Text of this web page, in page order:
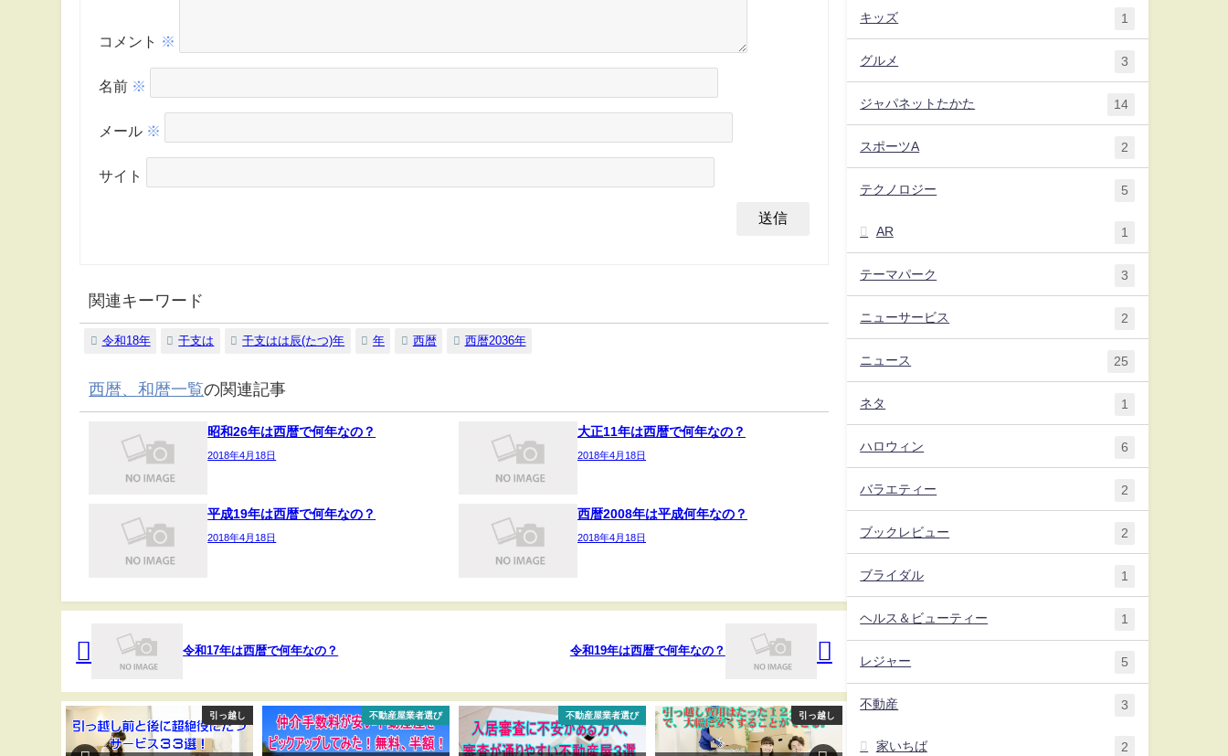
コメント ※
名前 ※
メール ※
サイト
関連キーワード
令和18年 干支は 干支はは辰(たつ)年 年 西暦 西暦2036年
西暦、和暦一覧の関連記事
昭和26年は西暦で何年なの？
2018年4月18日
大正11年は西暦で何年なの？
2018年4月18日
平成19年は西暦で何年なの？
2018年4月18日
西暦2008年は平成何年なの？
2018年4月18日
令和17年は西暦で何年なの？ 令和19年は西暦で何年なの？
引っ越し 不動産屋業者選び 不動産屋業者選び 引っ越し
キッズ 1
グルメ 3
ジャパネットたかた 14
スポーツA 2
テクノロジー 5
AR 1
テーマパーク 3
ニューサービス 2
ニュース 25
ネタ 1
ハロウィン 6
バラエティー 2
ブックレビュー 2
ブライダル 1
ヘルス＆ビューティー 1
レジャー 5
不動産 3
家いちば 2